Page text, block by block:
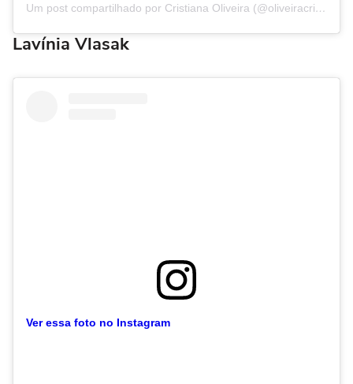
Um post compartilhado por Cristiana Oliveira (@oliveiracris10)
Lavínia Vlasak
Ver essa foto no Instagram